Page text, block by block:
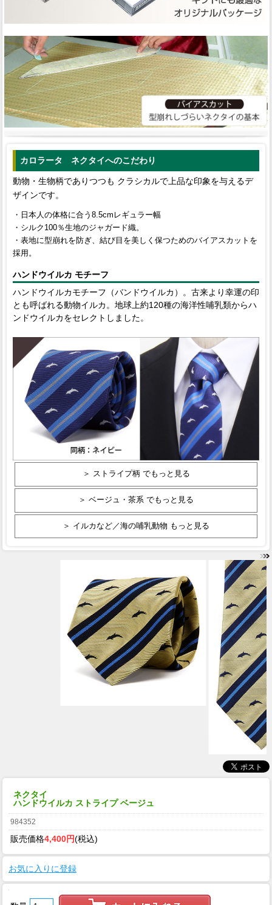
カロラータ ネクタイへのこだわり
動物・生物柄でありつつも クラシカルで上品な印象を与えるデ
ザインです。
・日本人の体格に合う8.5cmレギュラー幅
・シルク100％生地のジャガード織。
・表地に型崩れを防ぎ、結び目を美しく保つためのバイアスカットを
採用。
ハンドウイルカ モチーフ
ハンドウイルカモチーフ（バンドウイルカ）。古来より幸運の印
とも呼ばれる動物イルカ。地球上約120種の海洋性哺乳類からハ
ンドウイルカをセレクトしました。
＞ ストライプ柄 でもっと見る
＞ ベージュ・茶系 でもっと見る
＞ イルカなど／海の哺乳動物 もっと見る
ネクタイ
ハンドウイルカ ストライプ ベージュ
984352
販売価格4,400円(税込)
お気に入りに登録